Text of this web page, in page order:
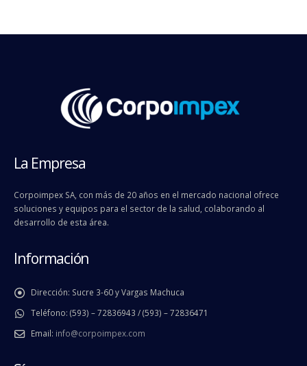
La Empresa
Corpoimpex SA, con más de 20 años en el mercado nacional ofrece
soluciones y equipos para el sector de la salud, colaborando al
desarrollo de esta área.
Información
Dirección: Sucre 3-60 y Vargas Machuca
Teléfono: (593) – 72836943 / (593) – 72836471
Email: info@corpoimpex.com